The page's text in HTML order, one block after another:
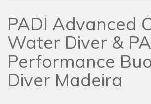
PADI Advanced
Water Diver &
Performance
Diver Madeira